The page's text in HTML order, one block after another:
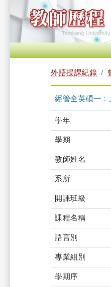
外語授課紀錄
經管全英碩一
學年
學期
教師姓名
系所
開課班級
課程名稱
語言別
專業組別
學期序